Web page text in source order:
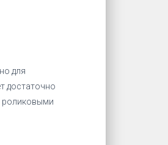
для
достаточно
роликовыми